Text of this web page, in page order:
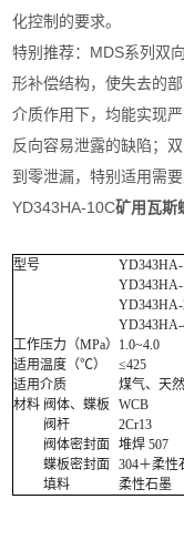
化控制的要求。
特别推荐：MDS系列双
形补偿结构，使失去的
介质作用下，均能实现
反向容易泄露的缺陷；
到零泄漏，特别适用需
YD343HA-10C矿用瓦斯
型号
YD343HA-
YD343HA-
YD343HA-
YD343HA-
工作压力（MPa） 1.0~4.0
适用温度（℃）
≤425
适用介质
煤气、天
材料 阀体、蝶板 WCB
阀杆
2Cr13
阀体密封面 堆焊 507
蝶板密封面 304＋柔性
填料
柔性石墨